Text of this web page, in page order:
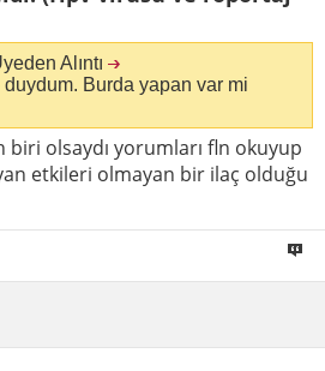
Alıntı
Burda yapan var mi
biri olsaydı yorumları fln okuyup
etkileri olmayan bir ilaç olduğu